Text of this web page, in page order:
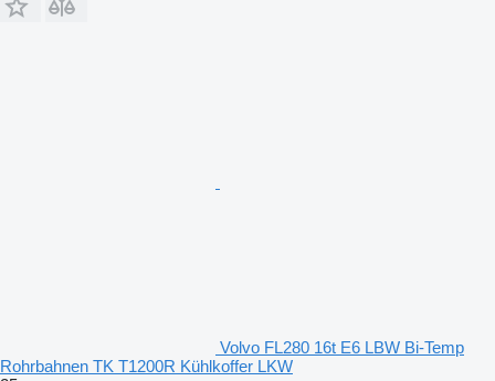
Volvo FL280 16t E6 LBW Bi-Temp
Rohrbahnen TK T1200R Kühlkoffer LKW